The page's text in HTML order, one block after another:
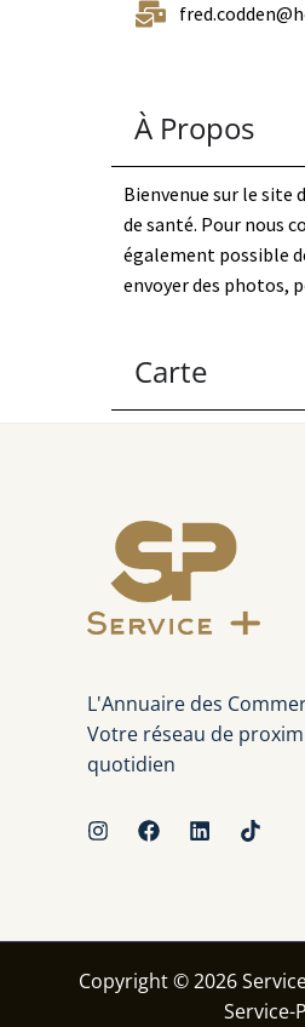
À Propos
Bienvenue sur le site
de santé. Pour nous
également possible
envoyer des photos,
Carte
L'Annuaire des
Votre réseau de
quotidien
Copyright © 2026
Service-